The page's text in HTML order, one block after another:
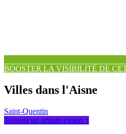
BOOSTER LA VISIBILITÉ DE
Villes dans l'Aisne
Saint-Quentin
Trouver un artisan expert ↑